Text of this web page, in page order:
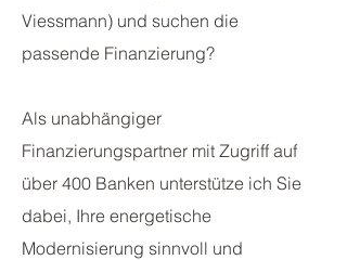
Viessmann) und suchen die
passende Finanzierung?
Als unabhängiger
Finanzierungspartner mit Zugriff auf
über 400 Banken unterstütze ich Sie
dabei, Ihre energetische
Modernisierung sinnvoll und